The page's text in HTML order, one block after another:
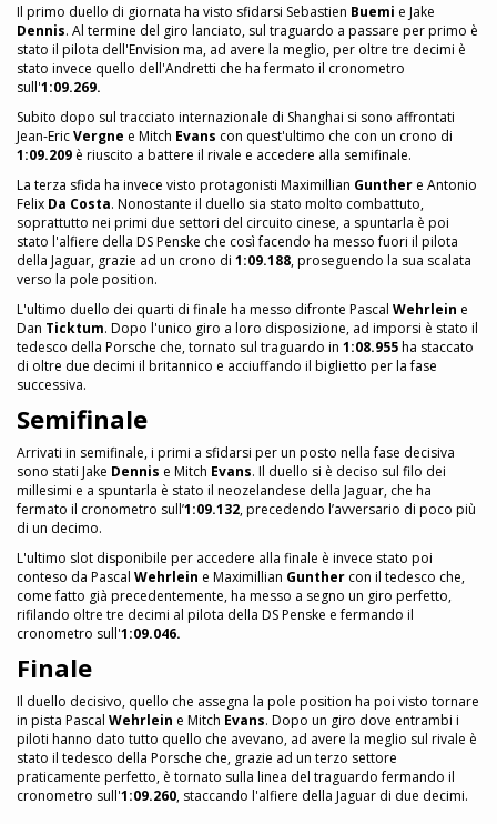
Il primo duello di giornata ha visto sfidarsi Sebastien Buemi e Jake
Dennis. Al termine del giro lanciato, sul traguardo a passare per primo è
stato il pilota dell'Envision ma, ad avere la meglio, per oltre tre decimi è
stato invece quello dell'Andretti che ha fermato il cronometro
sull'1:09.269.
Subito dopo sul tracciato internazionale di Shanghai si sono affrontati
Jean-EricVergne e Mitch Evans con quest'ultimo che con un crono di
1:09.209 è riuscito a battere il rivale e accedere alla semifinale.
La terza sfida ha invece visto protagonisti Maximillian Gunther e Antonio
Felix Da Costa. Nonostante il duello sia stato molto combattuto,
soprattutto nei primi due settori del circuito cinese, a spuntarla è poi
stato l'alfiere della DS Penske che così facendo ha messo fuori il pilota
della Jaguar, grazie ad un crono di 1:09.188, proseguendo la sua scalata
verso la pole position.
L'ultimo duello dei quarti di finale ha messo difronte Pascal Wehrlein e
Dan Ticktum. Dopo l'unico giro a loro disposizione, ad imporsi è stato il
tedesco della Porsche che, tornato sul traguardo in 1:08.955ha staccato
di oltre due decimi il britannico e acciuffando il biglietto per la fase
successiva.
Semifinale
Arrivati in semifinale, i primi a sfidarsi per un posto nella fase decisiva
sono stati Jake Dennis e Mitch Evans. Il duello si è deciso sul filo dei
millesimi e a spuntarla è stato il neozelandese della Jaguar, che ha
fermato il cronometro sull’1:09.132, precedendo l’avversario di poco più
di un decimo.
L'ultimo slot disponibile per accedere alla finale è invece stato poi
conteso da Pascal Wehrlein e Maximillian Gunther con il tedesco che,
come fatto già precedentemente, ha messo a segno un giro perfetto,
rifilando oltre tre decimi al pilota della DS Penske e fermando il
cronometro sull'1:09.046.
Finale
Il duello decisivo, quello che assegna la pole position ha poi visto tornare
in pista Pascal Wehrlein e Mitch Evans. Dopo un giro dove entrambi i
piloti hanno dato tutto quello che avevano, ad avere la meglio sul rivale è
stato il tedesco della Porsche che, grazie ad un terzo settore
praticamente perfetto, è tornato sulla linea del traguardo fermando il
cronometro sull'1:09.260, staccando l'alfiere della Jaguar di due decimi.